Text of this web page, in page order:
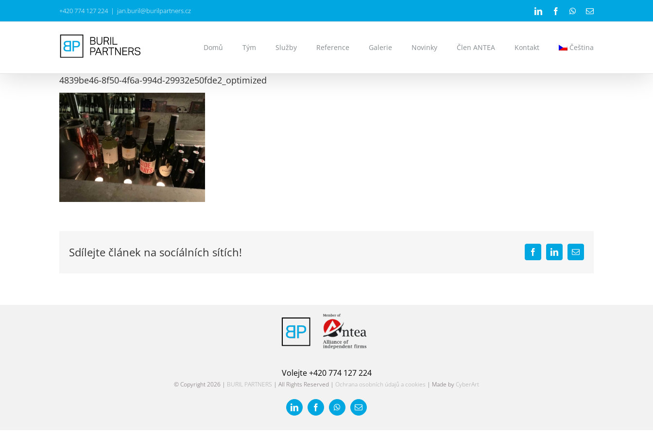
na
+420 774 127 224 | jan.buril@burilpartners.cz LinkedInFacebookWhatsApp
E-
Domů Tým Služby Reference Galerie Novinky Člen ANTEA Kontakt Čeština
4839be46-8f50-4f6a-994d-29932e50fde2_optimized
Sdílejte článek na socíálních sítích! FacebookLinkedIn
E-
Volejte +420 774 127 224
© Copyright2026 | BURIL PARTNERS | All Rights Reserved | Ochrana osobních údajů a cookies | Made by CyberArt
LinkedInFacebookWhatsApp
E-
mail